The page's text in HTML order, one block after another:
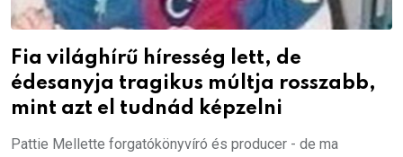
Fia világhírű híresség lett, de
édesanyja tragikus múltja rosszabb,
mint azt el tudnád képzelni
Pattie Mellette forgatókönyvíró és producer - de ma